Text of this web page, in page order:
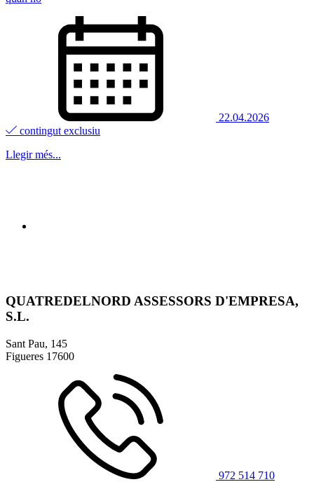
22.04.2026
contingut exclusiu
Llegir més...
QUATREDELNORD ASSESSORS D'EMPRESA,
S.L.
Sant Pau, 145
Figueres 17600
972 514 710